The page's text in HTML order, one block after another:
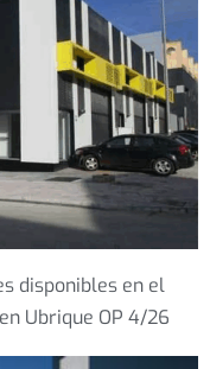
disponibles en el
Ubrique OP 4/26